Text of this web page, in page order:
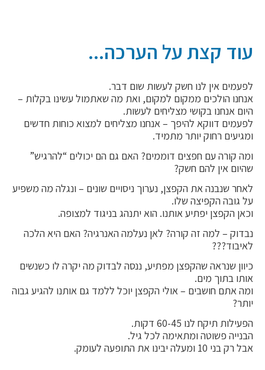
עוד קצת על הערכה...
לפעמים אין לנו חשק לעשות שום דבר.
אנחנו הולכים ממקום למקום, ואת מה שאתמול עשינו בקלות –
היום אנחנו בקושי מצליחים לעשות.
לפעמים דווקא להיפך – אנחנו מצליחים למצוא כוחות חדשים
ומגיעים רחוק יותר מתמיד.
ומה קורה עם חפצים דוממים? האם גם הם יכולים “להרגיש”
שהיום אין להם חשק?
לאחר שנבנה את הקפצן, נערוך ניסויים שונים – ונגלה מה משפיע
על גובה הקפיצה שלו.
וכאן הקפצן יפתיע אותנו. הוא יתנהג בניגוד למצופה.
נבדוק – למה זה קורה? לאן נעלמה האנרגיה? האם היא הלכה
לאיבוד???
כיוון שנראה שהקפצן מפתיע, ננסה לבדוק מה יקרה לו כשנשים
אותו בתוך מים.
ומה אתם חושבים – אולי הקפצן יוכל ללמד גם אותנו להגיע גבוה
יותר?
הפעילות תיקח לנו 60-45 דקות.
הבנייה פשוטה ומתאימה לכל גיל.
אבל רק בני 10 ומעלה יבינו את התופעה לעומק.